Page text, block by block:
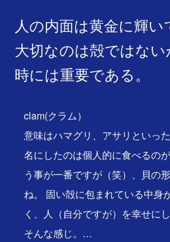
人の内面は黄金に輝い
大切なのは殻ではない
時には重要である。
clam(クラム）
意味はハマグリ、アサリといっ
名にしたのは個人的に食べるの
う事が一番ですが（笑）、貝の
ね。 固い殻に包まれている中身
く、人（自分ですが）を幸せに
そんな感じ。…